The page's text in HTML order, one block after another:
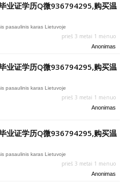
业证学历Q微936794295,购买温
pasaulinis karas Lietuvoje
prieš 3 metai 1 mėnuo
Anonimas
业证学历Q微936794295,购买温
pasaulinis karas Lietuvoje
prieš 3 metai 1 mėnuo
Anonimas
业证学历Q微936794295,购买温
pasaulinis karas Lietuvoje
prieš 3 metai 1 mėnuo
Anonimas